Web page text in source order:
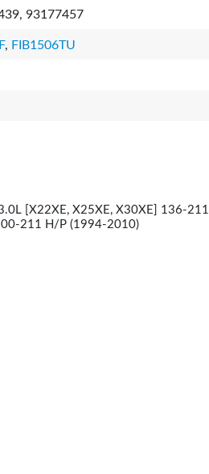
93177457
, FIB1506TU
[X22XE, X25XE, X30XE] 136-211
211 H/P (1994-2010)